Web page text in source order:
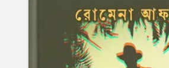
Breadcrumb